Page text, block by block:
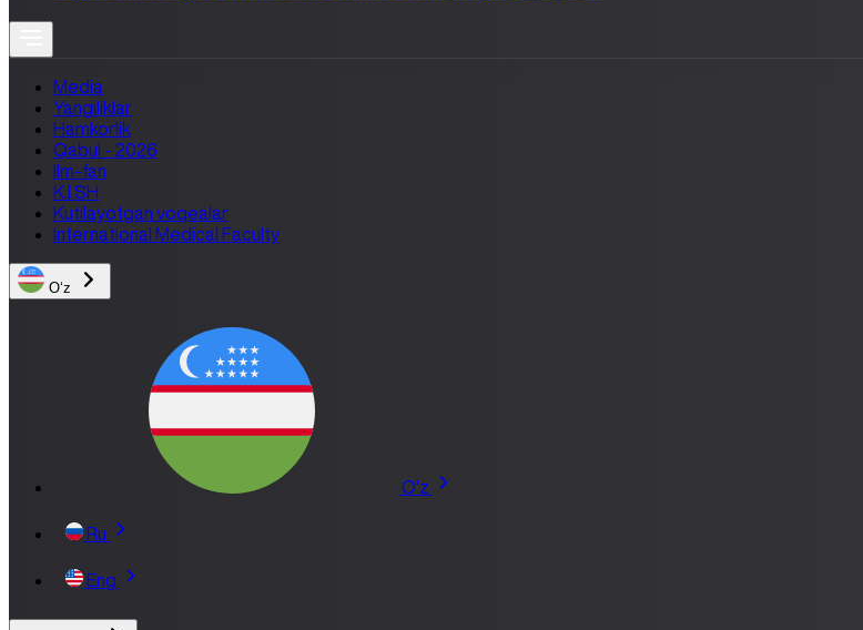
Media
Yangiliklar
Hamkorlik
Qabul - 2026
Ilm-fan
K.I.SH
Kutilayotgan voqealar
International Medical Faculty
Oʻz
O'z
Ru
Eng